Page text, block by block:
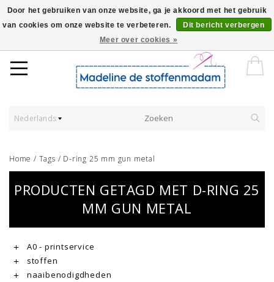
Worldwide Shipping - Onze stoffen worden verkocht per 10 cm.
Nederlands
Home / Tags / D-ring 25 mm gun metal
PRODUCTEN GETAGD MET D-RING 25
MM GUN METAL
A0 - printservice
stoffen
naaibenodigdheden
Door het gebruiken van onze website, ga je akkoord met het gebruik
van cookies om onze website te verbeteren.
Dit bericht verbergen
Meer over cookies »